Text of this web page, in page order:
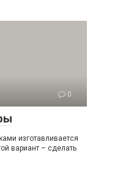
0
изготавливается
вариант – сделать